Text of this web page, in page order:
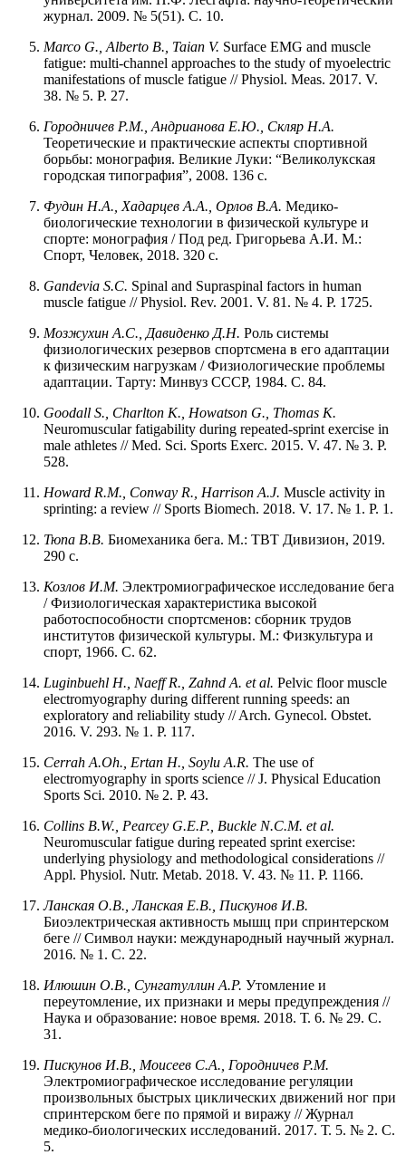
журнал. 2009. № 5(51). С. 10.
Marco G., Alberto B., Taian V. Surface EMG and muscle
fatigue: multi-channel approaches to the study of myoelectric
manifestations of muscle fatigue // Physiol. Meas. 2017. V.
38. № 5. P. 27.
Городничев Р.М., Андрианова Е.Ю., Скляр Н.А.
Теоретические и практические аспекты спортивной
борьбы: монография. Великие Луки: “Великолукская
городская типография”, 2008. 136 с.
Фудин Н.А., Хадарцев А.А., Орлов В.А. Медико-
биологические технологии в физической культуре и
спорте: монография / Под ред. Григорьева А.И. М.:
Спорт, Человек, 2018. 320 с.
Gandevia S.C. Spinal and Supraspinal factors in human
muscle fatigue // Physiol. Rev. 2001. V. 81. № 4. P. 1725.
Мозжухин А.С., Давиденко Д.Н. Роль системы
физиологических резервов спортсмена в его адаптации
к физическим нагрузкам / Физиологические проблемы
адаптации. Тарту: Минвуз СССР, 1984. С. 84.
Goodall S., Charlton K., Howatson G., Thomas K.
Neuromuscular fatigability during repeated-sprint exercise in
male athletes // Med. Sci. Sports Exerc. 2015. V. 47. № 3. P.
528.
Howard R.M., Conway R., Harrison A.J. Muscle activity in
sprinting: a review // Sports Biomech. 2018. V. 17. № 1. P. 1.
Тюпа В.В. Биомеханика бега. М.: ТВТ Дивизион, 2019.
290 с.
Козлов И.М. Электромиографическое исследование бега
/ Физиологическая характеристика высокой
работоспособности спортсменов: сборник трудов
институтов физической культуры. М.: Физкультура и
спорт, 1966. С. 62.
Luginbuehl H., Naeff R., Zahnd A. et al. Pelvic floor muscle
electromyography during different running speeds: an
exploratory and reliability study // Arch. Gynecol. Obstet.
2016. V. 293. № 1. P. 117.
Cerrah A.Oh., Ertan H., Soylu A.R. The use of
electromyography in sports science // J. Physical Education
Sports Sci. 2010. № 2. P. 43.
Collins B.W., Pearcey G.E.P., Buckle N.C.M. et al.
Neuromuscular fatigue during repeated sprint exercise:
underlying physiology and methodological considerations //
Appl. Physiol. Nutr. Metab. 2018. V. 43. № 11. P. 1166.
Ланская О.В., Ланская Е.В., Пискунов И.В.
Биоэлектрическая активность мышц при спринтерском
беге // Символ науки: международный научный журнал.
2016. № 1. С. 22.
Илюшин О.В., Сунгатуллин А.Р. Утомление и
переутомление, их признаки и меры предупреждения //
Наука и образование: новое время. 2018. Т. 6. № 29. С.
31.
Пискунов И.В., Моисеев С.А., Городничев Р.М.
Электромиографическое исследование регуляции
произвольных быстрых циклических движений ног при
спринтерском беге по прямой и виражу // Журнал
медико-биологических исследований. 2017. Т. 5. № 2. С.
5.